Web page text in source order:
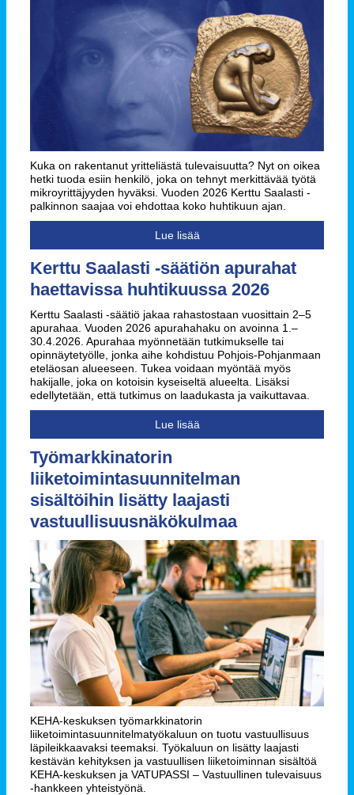
Kuka on rakentanut yritteliästä tulevaisuutta? Nyt on oikea
hetki tuoda esiin henkilö, joka on tehnyt merkittävää työtä
mikroyrittäjyyden hyväksi. Vuoden 2026 Kerttu Saalasti -
palkinnon saajaa voi ehdottaa koko huhtikuun ajan.
Lue lisää
Kerttu Saalasti -säätiön apurahat
haettavissa huhtikuussa 2026
Kerttu Saalasti -säätiö jakaa rahastostaan vuosittain 2–5
apurahaa. Vuoden 2026 apurahahaku on avoinna 1.–
30.4.2026. Apurahaa myönnetään tutkimukselle tai
opinnäytetyölle, jonka aihe kohdistuu Pohjois-Pohjanmaan
eteläosan alueeseen. Tukea voidaan myöntää myös
hakijalle, joka on kotoisin kyseiseltä alueelta. Lisäksi
edellytetään, että tutkimus on laadukasta ja vaikuttavaa.
Lue lisää
Työmarkkinatorin
liiketoimintasuunnitelman
sisältöihin lisätty laajasti
vastuullisuusnäkökulmaa
KEHA-keskuksen työmarkkinatorin
liiketoimintasuunnitelmatyökaluun on tuotu vastuullisuus
läpileikkaavaksi teemaksi. Työkaluun on lisätty laajasti
kestävän kehityksen ja vastuullisen liiketoiminnan sisältöä
KEHA-keskuksen ja VATUPASSI – Vastuullinen tulevaisuus
-hankkeen yhteistyönä.